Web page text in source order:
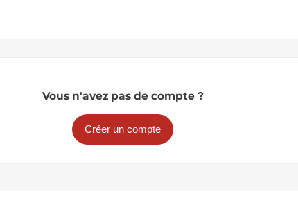
Vous n'avez pas de compte ?
Créer un compte